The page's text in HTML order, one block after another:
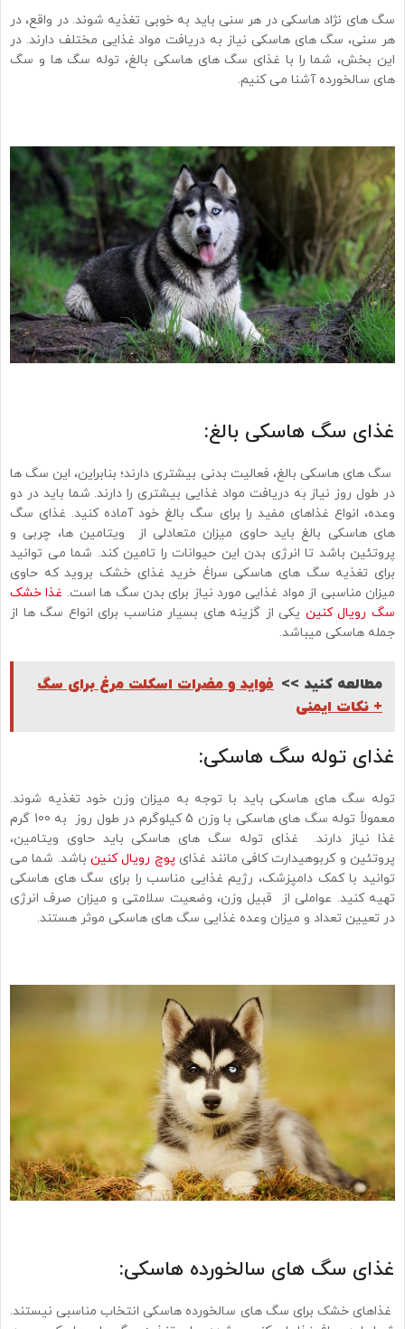
سگ های نژاد هاسکی در هر سنی باید به خوبی تغذیه شوند. در واقع، در
هر سنی، سگ های هاسکی نیاز به دریافت مواد غذایی مختلف دارند. در
این بخش، شما را با غذای سگ های هاسکی بالغ، توله سگ ها و سگ
های سالخورده آشنا می کنیم.
غذای سگ هاسکی بالغ:
سگ های هاسکی بالغ، فعالیت بدنی بیشتری دارند؛ بنابراین، این سگ ها
در طول روز نیاز به دریافت مواد غذایی بیشتری را دارند. شما باید در دو
وعده، انواع غذاهای مفید را برای سگ بالغ خود آماده کنید. غذای سگ
های هاسکی بالغ باید حاوی میزان متعادلی از ویتامین ها، چربی و
پروتئین باشد تا انرژی بدن این حیوانات را تامین کند. شما می توانید
برای تغذیه سگ های هاسکی سراغ خرید غذای خشک بروید که حاوی
میزان مناسبی از مواد غذایی مورد نیاز برای بدن سگ ها است. غذا خشک
سگ رویال کنین یکی از گزینه های بسیار مناسب برای انواع سگ ها از
جمله هاسکی میباشد.
مطالعه کنید >> فواید و مضرات اسکلت مرغ برای سگ
+ نکات ایمنی
غذای توله سگ هاسکی:
توله سگ های هاسکی باید با توجه به میزان وزن خود تغذیه شوند.
معمولاً توله سگ های هاسکی با ‏وزن 5 کیلوگرم در طول روز به 100 گرم
غذا نیاز دارند. ‏ غذای توله سگ های هاسکی باید حاوی ویتامین،
پروتئین و کربوهیدارت کافی مانند غذای پوچ رویال کنینباشد. شما می
توانید با کمک دامپزشک، رژیم غذایی مناسب را برای سگ های هاسکی
تهیه کنید. عواملی از قبیل وزن، وضعیت سلامتی و میزان صرف انرژی
در تعیین تعداد و میزان وعده غذایی سگ های هاسکی موثر هستند.
غذای سگ های سالخورده هاسکی:
غذاهای خشک برای سگ های سالخورده هاسکی انتخاب مناسبی نیستند.